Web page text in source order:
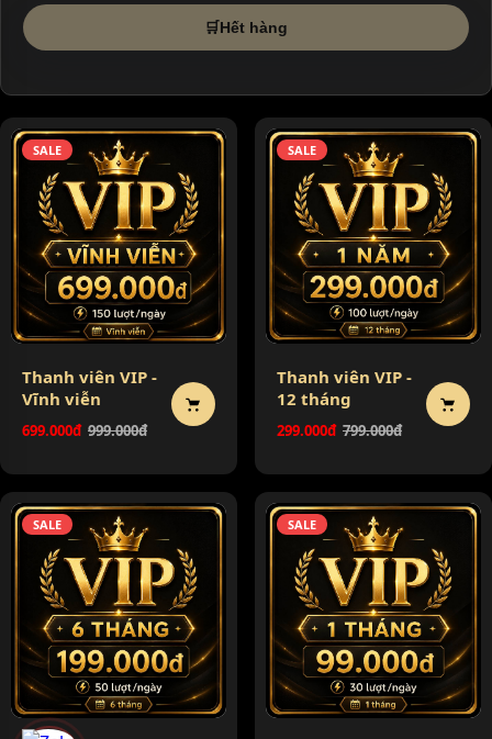
🛒Hết hàng
SALE
Thanh viên VIP -
Vĩnh viễn
699.000đ 999.000đ
SALE
Thanh viên VIP -
12 tháng
299.000đ 799.000đ
SALE SALE